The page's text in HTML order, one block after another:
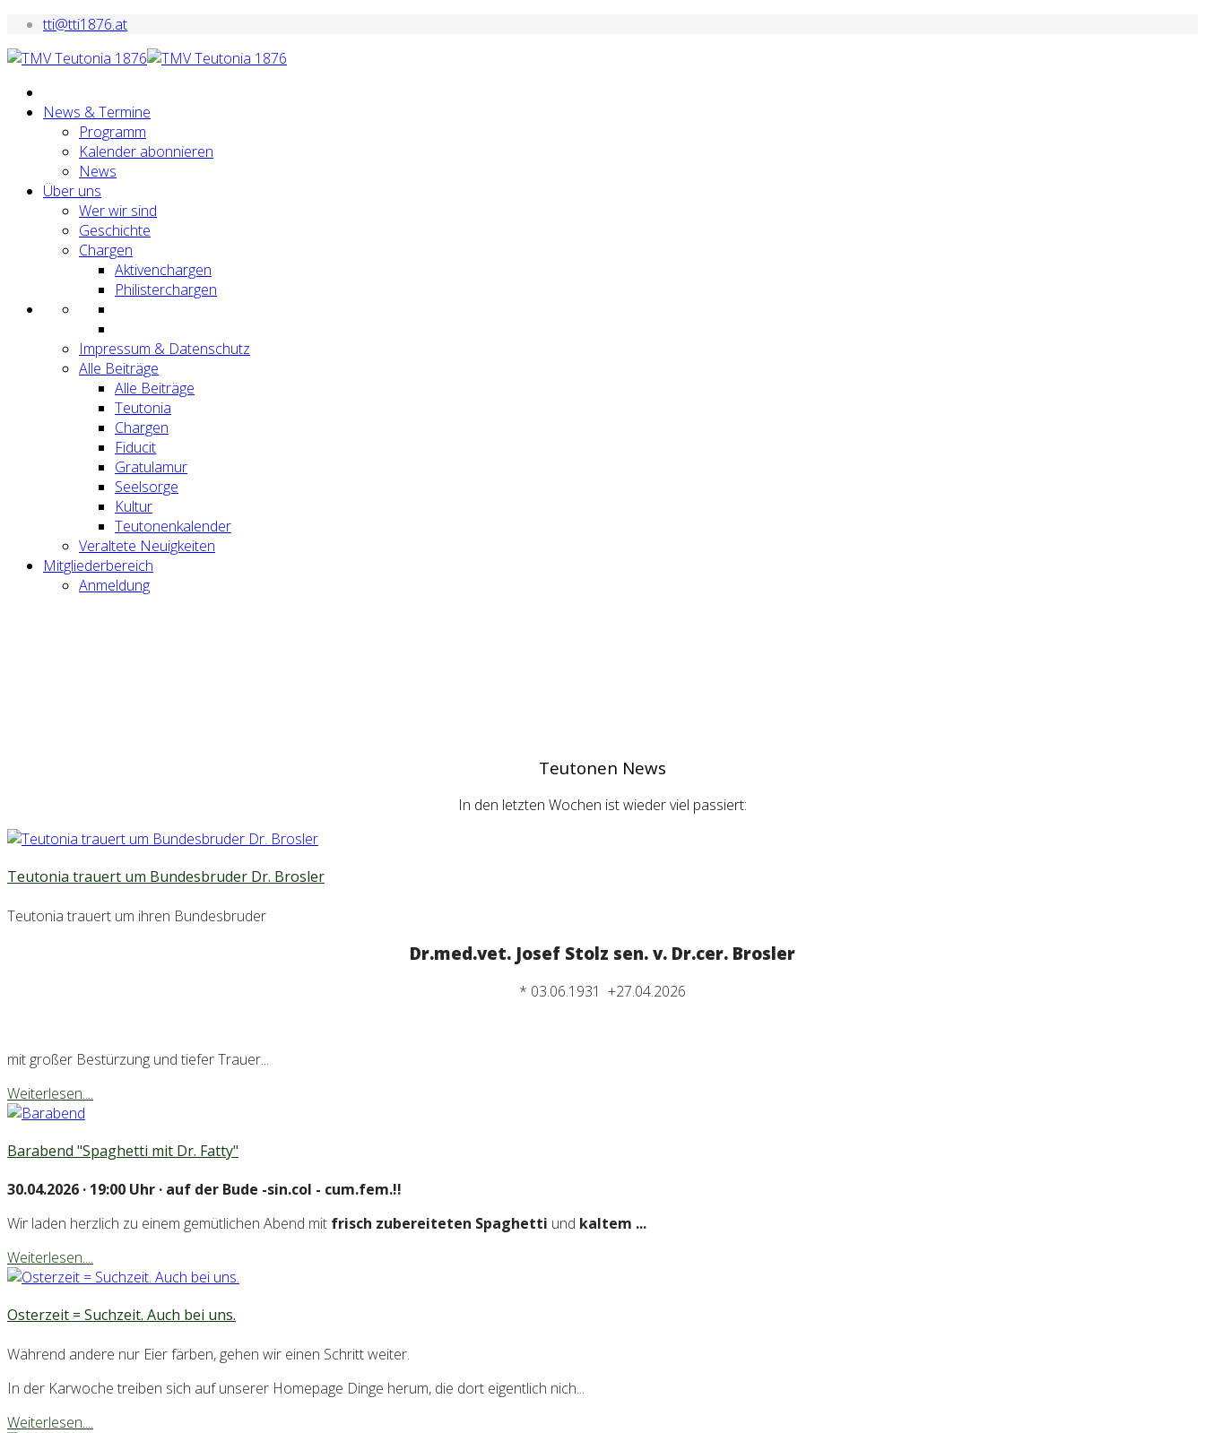
tti@tti1876.at
News & Termine
Programm
Kalender abonnieren
News
Über uns
Wer wir sind
Geschichte
Chargen
Aktivenchargen
Philisterchargen
Impressum & Datenschutz
Alle Beiträge
Alle Beiträge
Teutonia
Chargen
Fiducit
Gratulamur
Seelsorge
Kultur
Teutonenkalender
Veraltete Neuigkeiten
Mitgliederbereich
Anmeldung
Teutonen News
In den letzten Wochen ist wieder viel passiert:
Teutonia trauert um Bundesbruder Dr. Brosler
Teutonia trauert um ihren Bundesbruder
Dr.med.vet. Josef Stolz sen. v. Dr.cer. Brosler
* 03.06.1931 +27.04.2026
mit großer Bestürzung und tiefer Trauer...
Weiterlesen....
Barabend "Spaghetti mit Dr. Fatty"
30.04.2026 · 19:00 Uhr · auf der Bude -sin.col - cum.fem.!!
Wir laden herzlich zu einem gemütlichen Abend mit frisch zubereiteten Spaghetti und kaltem ...
Weiterlesen....
Osterzeit = Suchzeit. Auch bei uns.
Während andere nur Eier färben, gehen wir einen Schritt weiter.
In der Karwoche treiben sich auf unserer Homepage Dinge herum, die dort eigentlich nich...
Weiterlesen....